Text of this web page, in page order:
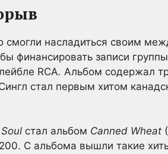
смогли насладиться своим
финансировать записи
RCA. Альбом содержал
стал первым хитом
стал альбом Canned Wheat
С альбома вышли такие